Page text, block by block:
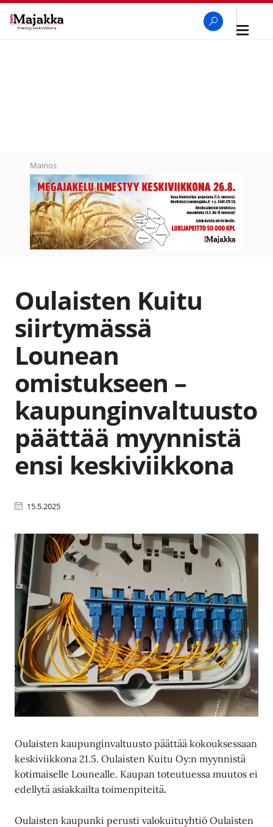
Avaa
Mainos
Oulaisten Kuitu
siirtymässä
Lounean
omistukseen –
kaupunginvaltuusto
päättää myynnistä
ensi keskiviikkona
15.5.2025
Oulaisten kaupunginvaltuusto päättää kokouksessaan
keskiviikkona 21.5. Oulaisten Kuitu Oy:n myynnistä
kotimaiselle Lounealle. Kaupan toteutuessa muutos ei
edellytä asiakkailta toimenpiteitä.
Oulaisten kaupunki perusti valokuituyhtiö Oulaisten